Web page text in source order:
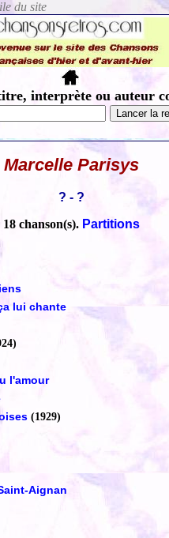
interprète ou auteur
Marcelle Parisys
? - ?
18 chanson(s). Partitions
lui chante
l'amour
(1929)
Aignan